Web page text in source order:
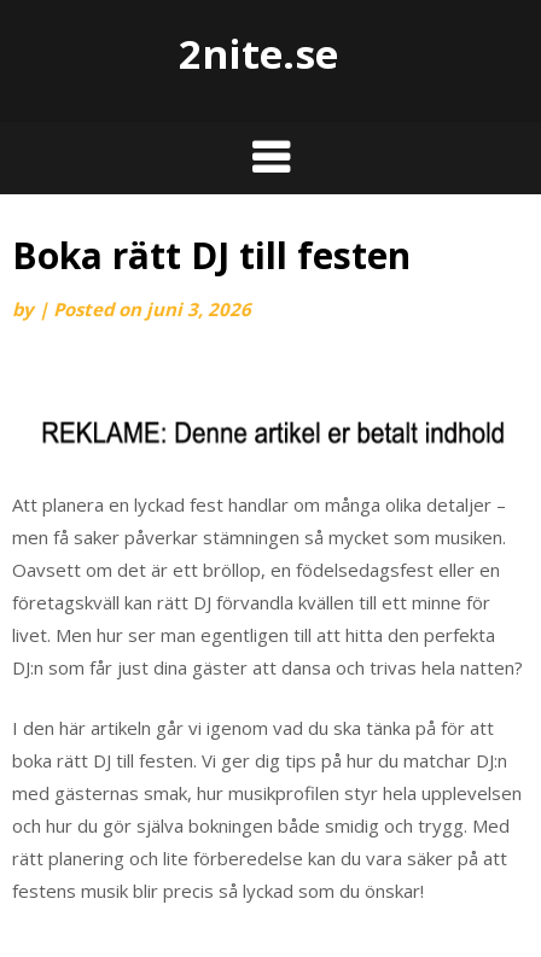
2nite.se
Boka rätt DJ till festen
by | Posted on juni 3, 2026
Att planera en lyckad fest handlar om många olika detaljer –
men få saker påverkar stämningen så mycket som musiken.
Oavsett om det är ett bröllop, en födelsedagsfest eller en
företagskväll kan rätt DJ förvandla kvällen till ett minne för
livet. Men hur ser man egentligen till att hitta den perfekta
DJ:n som får just dina gäster att dansa och trivas hela natten?
I den här artikeln går vi igenom vad du ska tänka på för att
boka rätt DJ till festen. Vi ger dig tips på hur du matchar DJ:n
med gästernas smak, hur musikprofilen styr hela upplevelsen
och hur du gör själva bokningen både smidig och trygg. Med
rätt planering och lite förberedelse kan du vara säker på att
festens musik blir precis så lyckad som du önskar!